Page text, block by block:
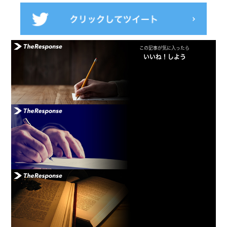
この記事が気に入ったら
いいね！しよう